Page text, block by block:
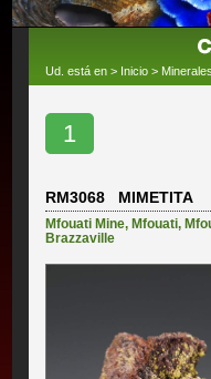
Ud. está en > Inicio > Minerales
1
RM3068 MIMETITA
Mfouati Mine,Mfouati,
Brazzaville